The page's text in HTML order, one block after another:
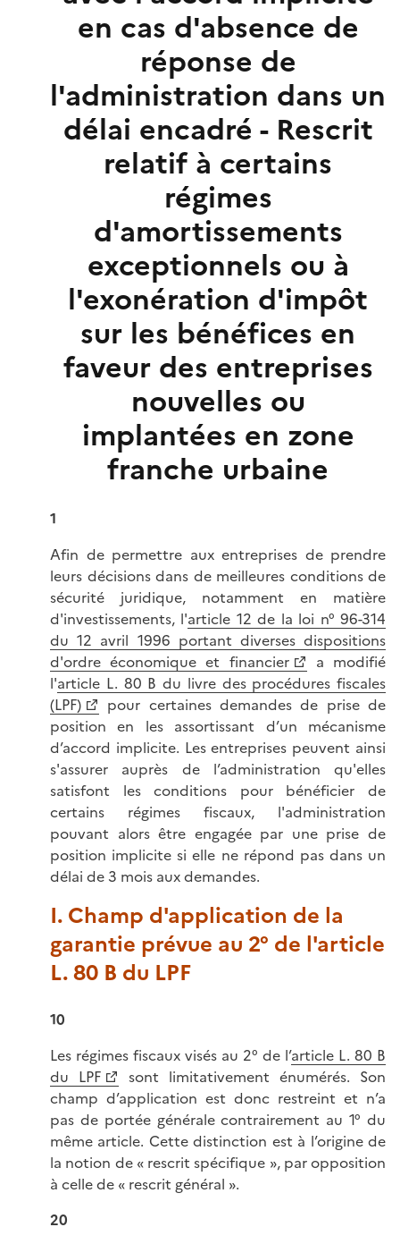
en cas d'absence de
réponse de
l'administration dans un
délai encadré - Rescrit
relatif à certains
régimes
d'amortissements
exceptionnels ou à
l'exonération d'impôt
sur les bénéfices en
faveur des entreprises
nouvelles ou
implantées en zone
franche urbaine
1
Afin de permettre aux entreprises de prendre
leurs décisions dans de meilleures conditions de
sécurité juridique, notamment en matière
d'investissements, l'article 12 de la loi n° 96-314
du 12 avril 1996 portant diverses dispositions
d'ordre économique et financier
a modifié
l'article L. 80 B du livre des procédures fiscales
(LPF)
pour certaines demandes de prise de
position en les assortissant d’un mécanisme
d’accord implicite. Les entreprises peuvent ainsi
s'assurer auprès de l’administration qu'elles
satisfont les conditions pour bénéficier de
certains régimes fiscaux, l'administration
pouvant alors être engagée par une prise de
position implicite si elle ne répond pas dans un
délai de 3 mois aux demandes.
I. Champ d'application de la
garantie prévue au 2° de l'article
L. 80 B du LPF
10
Les régimes fiscaux visés au 2° de l’article L. 80 B
du LPF
sont limitativement énumérés. Son
champ d’application est donc restreint et n’a
pas de portée générale contrairement au 1° du
même article. Cette distinction est à l’origine de
la notion de « rescrit spécifique », par opposition
à celle de « rescrit général ».
20